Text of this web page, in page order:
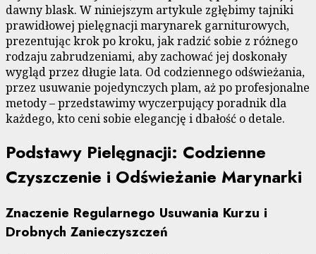
dawny blask. W niniejszym artykule zgłębimy tajniki
prawidłowej pielęgnacji marynarek garniturowych,
prezentując krok po kroku, jak radzić sobie z różnego
rodzaju zabrudzeniami, aby zachować jej doskonały
wygląd przez długie lata. Od codziennego odświeżania,
przez usuwanie pojedynczych plam, aż po profesjonalne
metody – przedstawimy wyczerpujący poradnik dla
każdego, kto ceni sobie elegancję i dbałość o detale.
Podstawy Pielęgnacji: Codzienne
Czyszczenie i Odświeżanie Marynarki
Znaczenie Regularnego Usuwania Kurzu i
Drobnych Zanieczyszczeń